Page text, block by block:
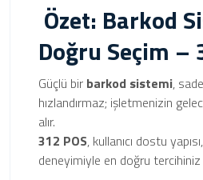
Özet: Barkod
Doğru Seçim –
Güçlü bir barkod sistemi,
hızlandırmaz; işletmenizin
alır.
312 POS, kullanıcı dostu
deneyimiyle en doğru tercihiniz